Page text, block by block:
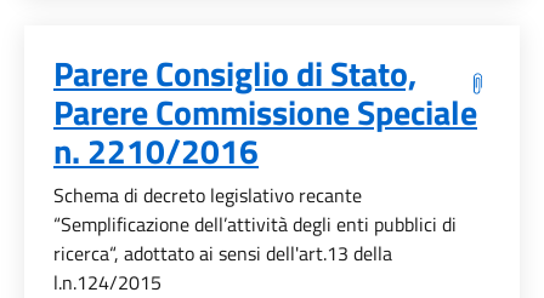
Parere Consiglio di Stato,
Parere Commissione Speciale
n. 2210/2016
Schema di decreto legislativo recante
“Semplificazione dell’attività degli enti pubblici di
ricerca“, adottato ai sensi dell'art.13 della
l.n.124/2015